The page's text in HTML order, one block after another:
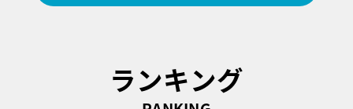
ランキング